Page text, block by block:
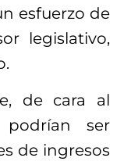
esfuerzo de
legislativo,
de cara al
podrían ser
de ingresos